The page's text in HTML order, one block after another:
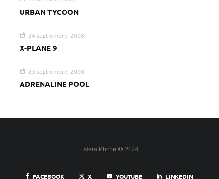
URBAN TYCOON
24 septiembre, 2008
X-PLANE 9
23 septiembre, 2008
ADRENALINE POOL
EsferaiPhone © 2024
FACEBOOK X YOUTUBE LINKEDIN